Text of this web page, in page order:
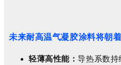
未来耐高温气凝胶涂料将朝着
轻薄高性能：导热系数